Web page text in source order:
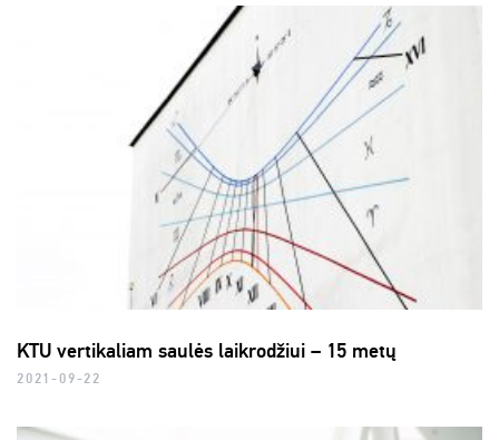
KTU vertikaliam saulės laikrodžiui – 15 metų
2021-09-22